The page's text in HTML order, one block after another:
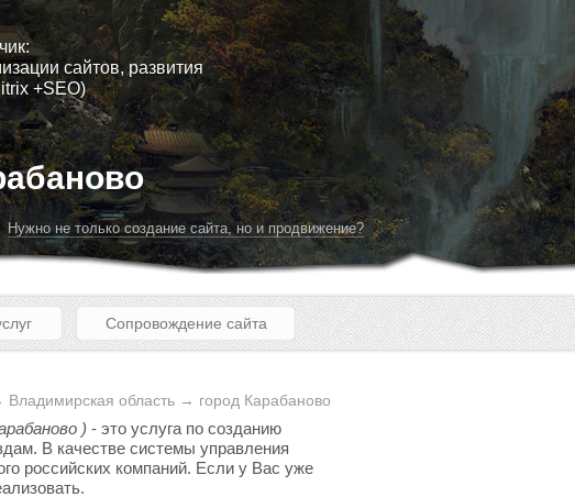
сайтов, развития
+SEO)
Нужно не только создание сайта, но и продвижение?
Сопровождение сайта
область → город Карабаново
) - это услуга по созданию
В качестве системы управления
российских компаний. Если у Вас уже